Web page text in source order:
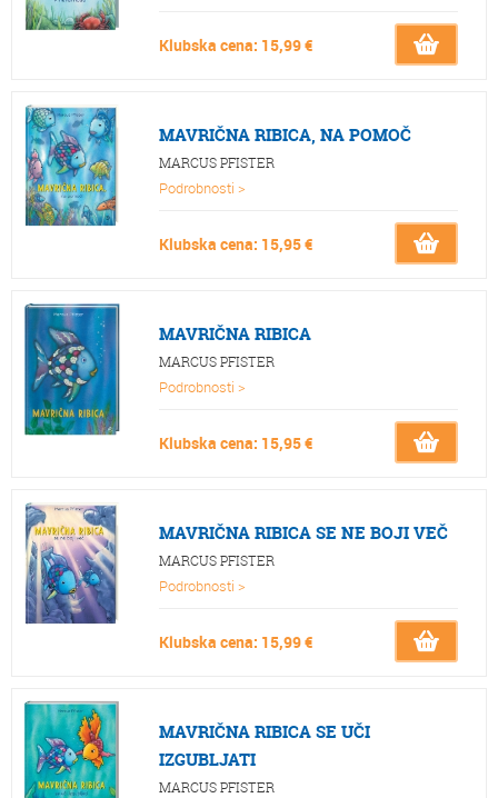
Klubska cena: 15,99 €
MAVRIČNA RIBICA, NA POMOČ
MARCUS PFISTER
Podrobnosti >
Klubska cena: 15,95 €
MAVRIČNA RIBICA
MARCUS PFISTER
Podrobnosti >
Klubska cena: 15,95 €
MAVRIČNA RIBICA SE NE BOJI VEČ
MARCUS PFISTER
Podrobnosti >
Klubska cena: 15,99 €
MAVRIČNA RIBICA SE UČI
IZGUBLJATI
MARCUS PFISTER